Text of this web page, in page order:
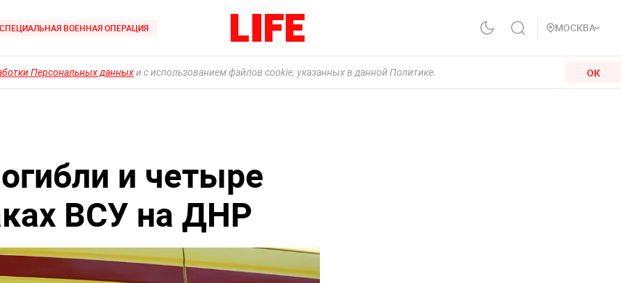
СПЕЦИАЛЬНАЯ ВОЕННАЯ ОПЕРАЦИЯ МОСКВА
Персональных данныхи с использованием файлов cookie, указанных в данной Политике. ОК
и четыре
ВСУ на ДНР